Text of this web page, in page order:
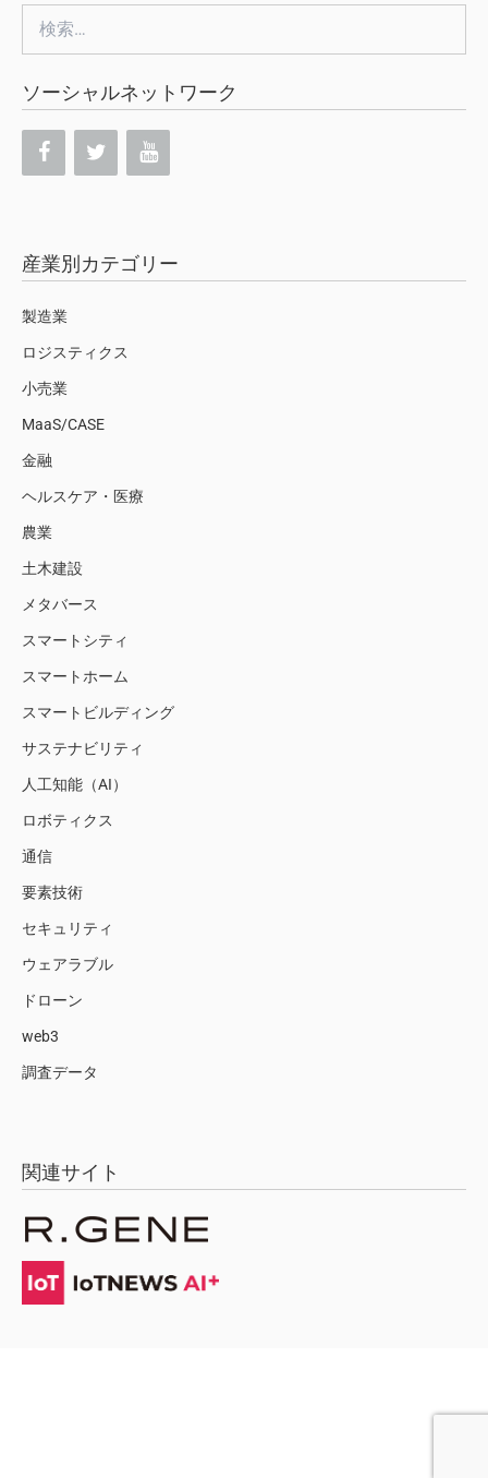
索:
ソーシャルネットワーク
産業別カテゴリー
製造業
ロジスティクス
小売業
MaaS/CASE
金融
ヘルスケア・医療
農業
土木建設
メタバース
スマートシティ
スマートホーム
スマートビルディング
サステナビリティ
人工知能（AI）
ロボティクス
通信
要素技術
セキュリティ
ウェアラブル
ドローン
web3
調査データ
関連サイト